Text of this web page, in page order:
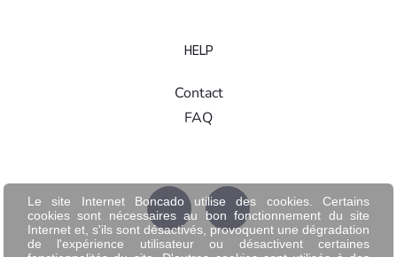
HELP
Contact
FAQ
Le site Internet Boncado utilise des cookies. Certains
cookies sont nécessaires au bon fonctionnement du site
Internet et, s'ils sont désactivés, provoquent une dégradation
de l'expérience utilisateur ou désactivent certaines